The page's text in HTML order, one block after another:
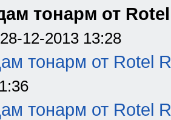
тонарм от
12-2013 13:28
тонарм от Rotel
тонарм от Rotel